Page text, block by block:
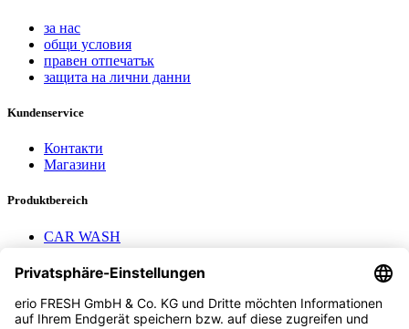
за нас
общи условия
правен отпечатък
защита на лични данни
Kundenservice
Контакти
Магазини
Produktbereich
CAR WASH
AEROTEC Compressors
Nayax Cashless